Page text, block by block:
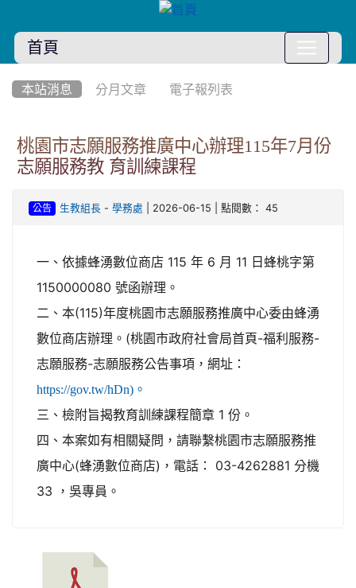
首頁
本站消息 分月文章 電子報列表
桃園市志願服務推廣中心辦理115年7月份
志願服務教 育訓練課程
公告 生教組長- 學務處 | 2026-06-15 | 點閱數： 45
一、依據蜂湧數位商店 115 年 6 月 11 日蜂桃字第
1150000080 號函辦理。
二、本(115)年度桃園市志願服務推廣中心委由蜂湧
數位商店辦理。(桃園市政府社會局首頁-福利服務-
志願服務-志願服務公告事項，網址：
https://gov.tw/hDn)。
三、檢附旨揭教育訓練課程簡章 1 份。
四、本案如有相關疑問，請聯繫桃園市志願服務推
廣中心(蜂湧數位商店)，電話： 03-4262881 分機
33 ，吳專員。